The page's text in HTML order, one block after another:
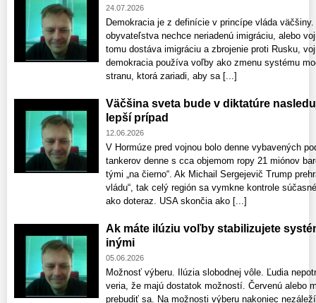
24.07.2026
Demokracia je z definície v princípe vláda
obyvateľstva nechce neriadenú imigráciu, alebo
tomu dostáva imigráciu a zbrojenie proti Rusku,
demokracia používa voľby ako zmenu systému
stranu, ktorá zariadi, aby sa [...]
Väčšina sveta bude v diktatúre
lepší prípad
12.06.2026
V Hormúze pred vojnou bolo denne vybavených
tankerov denne s cca objemom ropy 21 miónov
tými „na čierno“. Ak Michail Sergejevič Trump
vládu“, tak celý región sa vymkne kontrole
ako doteraz. USA skončia ako [...]
Ak máte ilúziu voľby stabilizujete
inými
05.06.2026
Možnosť výberu. Ilúzia slobodnej vôle. Ľudia
veria, že majú dostatok možností. Červenú alebo
prebudiť sa. Na možnosti výberu nakoniec